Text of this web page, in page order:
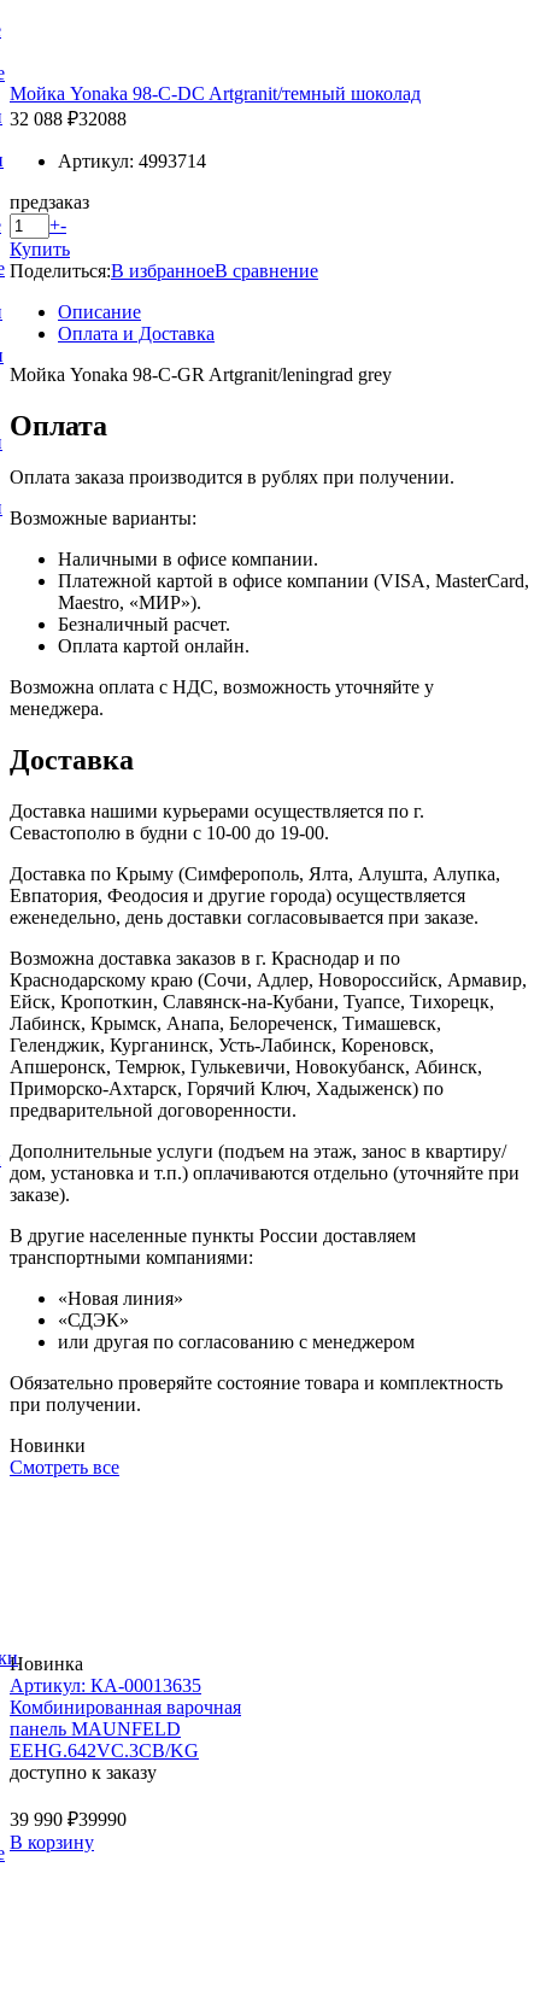
Мойка Yonaka 98-C-DC Artgranit/темный шоколад
32 088 ₽32088
Артикул: 4993714
предзаказ
+-
Купить
Поделиться:В избранноеВ сравнение
Описание
Оплата и Доставка
Мойка Yonaka 98-C-GR Artgranit/leningrad grey
Оплата
Оплата заказа производится в рублях при получении.
Возможные варианты:
Наличными в офисе компании.
Платежной картой в офисе компании (VISA, MasterCard,
Maestro, «МИР»).
Безналичный расчет.
Оплата картой онлайн.
Возможна оплата с НДС, возможность уточняйте у
менеджера.
Доставка
Доставка нашими курьерами осуществляется по г.
Севастополю в будни с 10-00 до 19-00.
Доставка по Крыму (Симферополь, Ялта, Алушта, Алупка,
Евпатория, Феодосия и другие города) осуществляется
еженедельно, день доставки согласовывается при заказе.
Возможна доставка заказов в г. Краснодар и по
Краснодарскому краю (Сочи, Адлер, Новороссийск, Армавир,
Ейск, Кропоткин, Славянск-на-Кубани, Туапсе, Тихорецк,
Лабинск, Крымск, Анапа, Белореченск, Тимашевск,
Геленджик, Курганинск, Усть-Лабинск, Кореновск,
Апшеронск, Темрюк, Гулькевичи, Новокубанск, Абинск,
Приморско-Ахтарск, Горячий Ключ, Хадыженск) по
предварительной договоренности.
Дополнительные услуги (подъем на этаж, занос в квартиру/
дом, установка и т.п.) оплачиваются отдельно (уточняйте при
заказе).
В другие населенные пункты России доставляем
транспортными компаниями:
«Новая линия»
«СДЭК»
или другая по согласованию с менеджером
Обязательно проверяйте состояние товара и комплектность
при получении.
Новинки
Смотреть все
Новинка
Артикул: КА-00013635
Комбинированная варочная
панель MAUNFELD
EEHG.642VC.3CB/KG
доступно к заказу
39 990 ₽39990
В корзину